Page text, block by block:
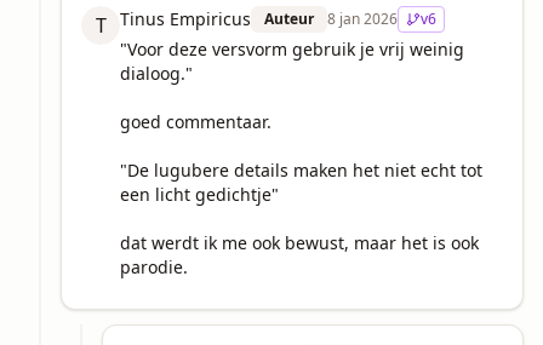
T Tinus Empiricus Auteur 8 jan 2026 v6
"Voor deze versvorm gebruik je vrij weinig
dialoog."
goed commentaar.
"De lugubere details maken het niet echt tot
een licht gedichtje"
dat werdt ik me ook bewust, maar het is ook
parodie.